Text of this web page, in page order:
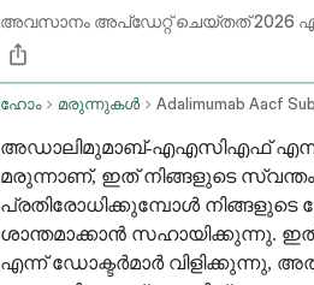
അവസാനം അപ്ഡേറ്റ് ചെയ്തത്2026
ഹോം മരുന്നുകൾ
അഡാലിമുമാബ്-എഎസിഎഫ് എന്നത്
മരുന്നാണ്, ഇത് നിങ്ങളുടെ
പ്രതിരോധിക്കുമ്പോൾ നിങ്ങളുടെ
ശാന്തമാക്കാൻ സഹായിക്കുന്നു.
എന്ന് ഡോക്ടർമാർ വിളിക്കുന്നു,